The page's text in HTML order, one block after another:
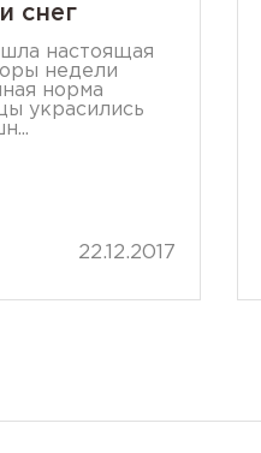
снег
настоящая
недели
норма
украсились
22.12.2017